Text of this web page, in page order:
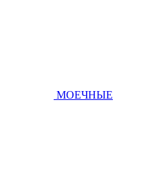
МОЕЧНЫЕ